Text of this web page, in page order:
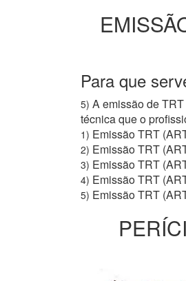
Para que
5) A emissão de
técnica que o
1) Emissão TRT
2) Emissão TRT
3) Emissão TRT
4) Emissão TRT
5) Emissão TRT